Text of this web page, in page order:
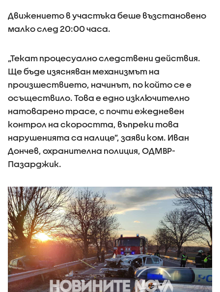
Движението в участъка беше възстановено
малко след 20:00 часа.
„Текат процесуално следствени действия.
Ще бъде изясняван механизмът на
произшествието, начинът, по който се е
осъществило. Това е едно изключително
натоварено трасе, с почти ежедневен
контрол на скоростта, въпреки това
нарушенията са налице”, заяви ком. Иван
Дончев, охранителна полиция, ОДМВР-
Пазарджик.